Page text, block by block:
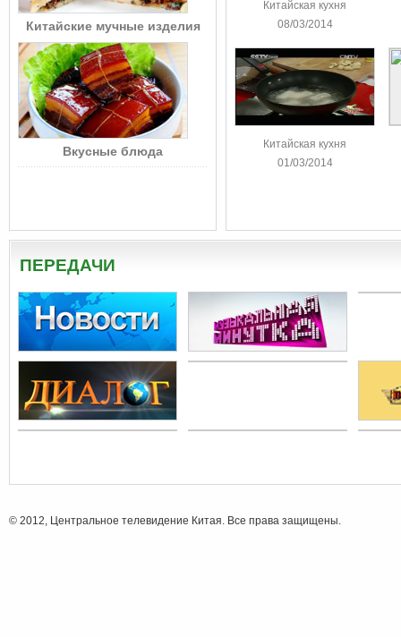
Китайские мучные изделия
Вкусные блюда
Китайская кухня
08/03/2014
Китайская кухня
01/03/2014
ПЕРЕДАЧИ
© 2012, Центральное телевидение Китая. Все права защищены.